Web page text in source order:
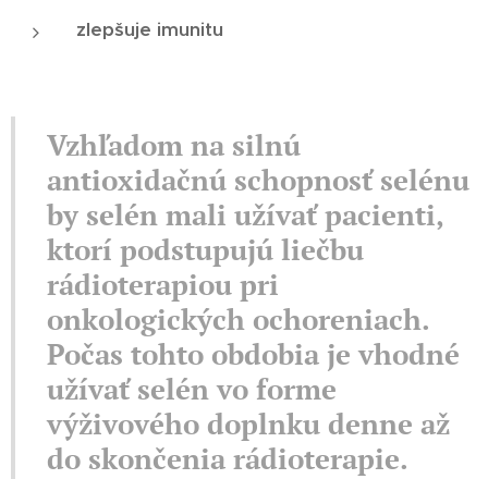
zlepšuje imunitu
Vzhľadom na silnú
antioxidačnú schopnosť selénu
by selén mali užívať pacienti,
ktorí podstupujú liečbu
rádioterapiou pri
onkologických ochoreniach.
Počas tohto obdobia je vhodné
užívať selén vo forme
výživového doplnku denne až
do skončenia rádioterapie.